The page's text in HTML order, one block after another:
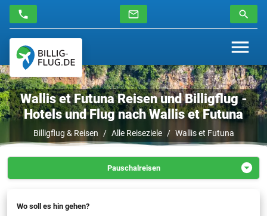
Wallis et Futuna Reisen und Billigflug -
Hotels und Flug nach Wallis et Futuna
Billigflug & Reisen Alle Reiseziele Wallis et Futuna
Pauschalreisen
Hotel
Wo soll es hin gehen?